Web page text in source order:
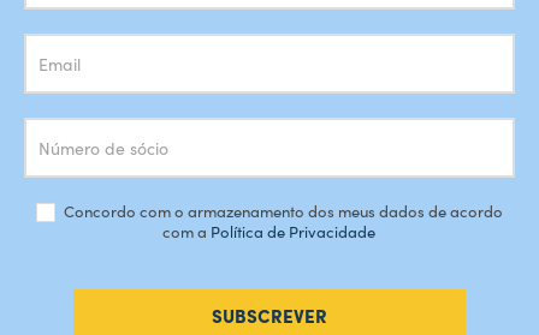
Concordo com o armazenamento dos meus dados de acordo
com a Política de Privacidade
SUBSCREVER